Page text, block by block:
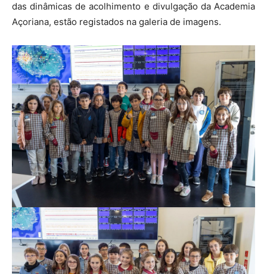
das dinâmicas de acolhimento e divulgação da Academia
Açoriana, estão registados na galeria de imagens.